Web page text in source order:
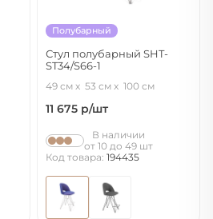
Полубарный
Стул полубарный SHT-
ST34/S66-1
49 см 53 см 100 см
11 675 р/шт
В наличии
от 10 до 49 шт
Код товара: 194435